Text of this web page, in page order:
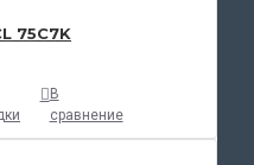
75C7K
В
сравнение